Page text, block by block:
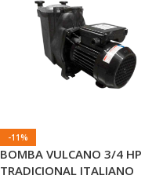
-11%
BOMBA VULCANO 3/4 HP
TRADICIONAL ITALIANO